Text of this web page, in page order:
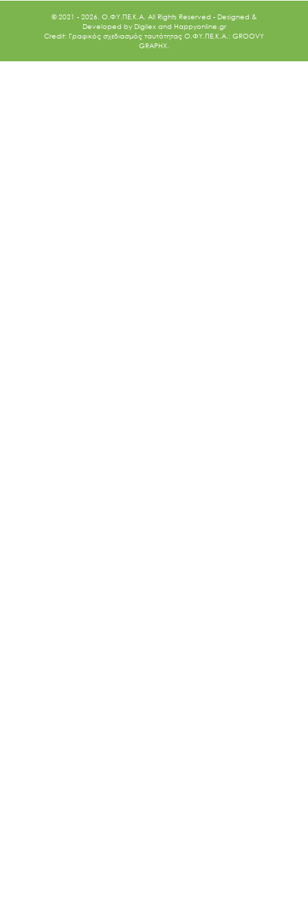
© 2021 - 2026. O.ΦΥ.ΠΕ.Κ.Α. All Rights Reserved - Designed &
Developed by Digilex and Happyonline.gr
Credit: Γραφικός σχεδιασμός ταυτότητας Ο.ΦΥ.ΠΕ.Κ.Α.: GROOVY
GRAPHX.